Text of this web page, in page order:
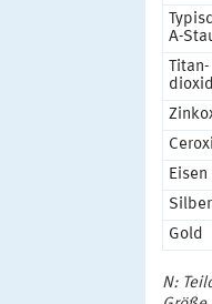
A-
Titan-
dioxid
Eisen
Silber
Gold
N: